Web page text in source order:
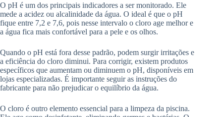
O pH é um dos principais indicadores a ser monitorado. Ele
mede a acidez ou alcalinidade da água. O ideal é que o pH
fique entre 7,2 e 7,6, pois nesse intervalo o cloro age melhor e
a água fica mais confortável para a pele e os olhos.
Quando o pH está fora desse padrão, podem surgir irritações e
a eficiência do cloro diminui. Para corrigir, existem produtos
específicos que aumentam ou diminuem o pH, disponíveis em
lojas especializadas. É importante seguir as instruções do
fabricante para não prejudicar o equilíbrio da água.
O cloro é outro elemento essencial para a limpeza da piscina.